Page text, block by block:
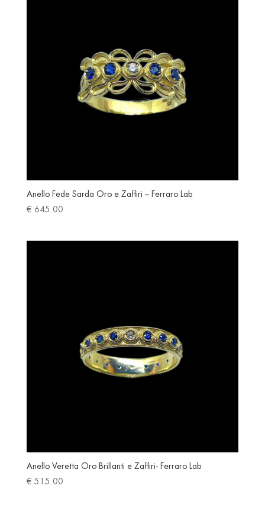
Anello Fede Sarda Oro e Zaffiri – Ferraro Lab
€ 645.00
Anello Veretta Oro Brillanti e Zaffiri- Ferraro Lab
€ 515.00